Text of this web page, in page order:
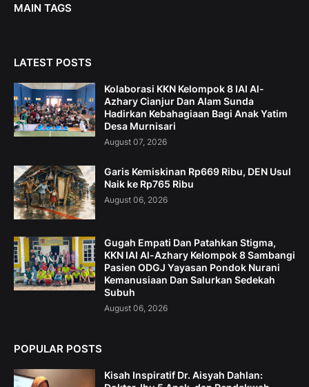
MAIN TAGS
LATEST POSTS
Kolaborasi KKN Kelompok 8 IAI Al-
Azhary Cianjur Dan Alam Sunda
Hadirkan Kebahagiaan Bagi Anak Yatim
Desa Murnisari
August 07, 2026
Garis Kemiskinan Rp669 Ribu, DEN Usul
Naik ke Rp765 Ribu
August 06, 2026
Gugah Empati Dan Patahkan Stigma,
KKN IAI Al-Azhary Kelompok 8 Sambangi
Pasien ODGJ Yayasan Pondok Nurani
Kemanusiaan Dan Salurkan Sedekah
Subuh
August 06, 2026
POPULAR POSTS
Kisah Inspiratif Dr. Aisyah Dahlan: